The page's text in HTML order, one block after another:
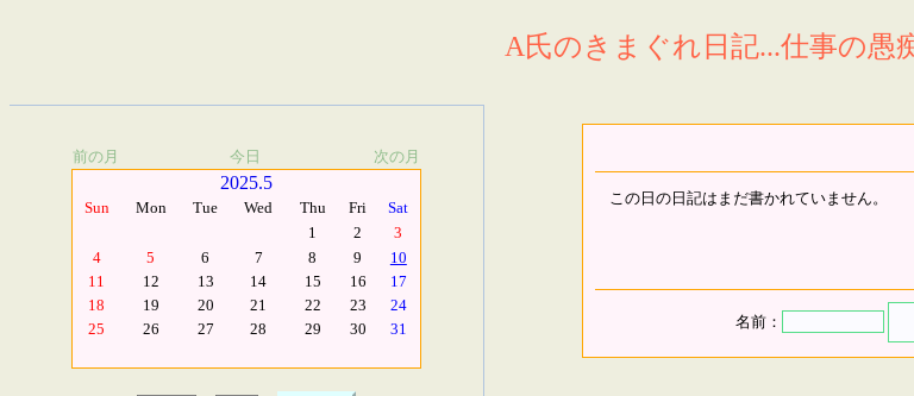
A氏のきまぐれ日記...仕事の愚
前の月 今日 次の月
2025.5
Sun Mon Tue Wed Thu Fri
Sat
1
2
3
4
5 6 7 8 9
10
11
12 13 14 15 16
17
18
19 20 21 22 23
24
25
26 27 28 29 30 31
この日の日記はまだ書かれていません。
名前：